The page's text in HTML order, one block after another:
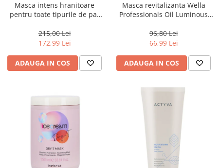
Masca intens hranitoare
pentru toate tipurile de par
Strength Intensive Treatment,
500 ml
215,00 Lei
172,99 Lei
ADAUGA IN COS
Masca revitalizanta Wella
Professionals Oil Luminous
96,80 Lei
66,99 Lei
ADAUGA IN COS